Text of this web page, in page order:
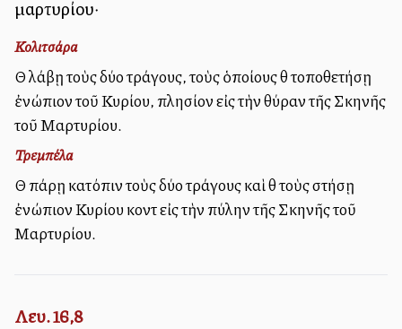
μαρτυρίου·
Κολιτσάρα
Θὰ λάβῃ τοὺς δύο τράγους, τοὺς ὁποίους θὰ τοποθετήσῃ
ἐνώπιον τοῦ Κυρίου, πλησίον εἰς τὴν θύραν τῆς Σκηνῆς
τοῦ Μαρτυρίου.
Τρεμπέλα
Θὰ πάρῃ κατόπιν τοὺς δύο τράγους καὶ θὰ τοὺς στήσῃ
ἐνώπιον Κυρίου κοντὰ εἰς τὴν πύλην τῆς Σκηνῆς τοῦ
Μαρτυρίου.
Λευ. 16,8